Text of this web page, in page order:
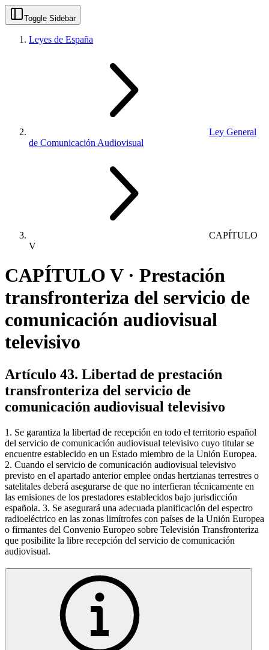
Toggle Sidebar
Leyes de España
Ley General
de Comunicación Audiovisual
CAPÍTULO
V
CAPÍTULO V · Prestación
transfronteriza del servicio de
comunicación audiovisual
televisivo
Artículo 43. Libertad de prestación
transfronteriza del servicio de
comunicación audiovisual televisivo
1. Se garantiza la libertad de recepción en todo el territorio español
del servicio de comunicación audiovisual televisivo cuyo titular se
encuentre establecido en un Estado miembro de la Unión Europea.
2. Cuando el servicio de comunicación audiovisual televisivo
previsto en el apartado anterior emplee ondas hertzianas terrestres o
satelitales deberá asegurarse de que no interfieran técnicamente en
las emisiones de los prestadores establecidos bajo jurisdicción
española. 3. Se asegurará una adecuada planificación del espectro
radioeléctrico en las zonas limítrofes con países de la Unión Europea
o firmantes del Convenio Europeo sobre Televisión Transfronteriza
que posibilite la libre recepción del servicio de comunicación
audiovisual.